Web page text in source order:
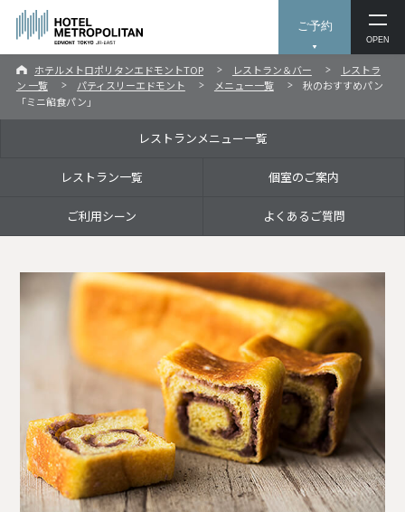
ご予約
OPEN
ホテルメトロポリタンエドモントTOP レストラン＆バー
レストラ
ン 一覧
パティスリーエドモント メニュー一覧
秋のおすすめパン
「ミニ餡食パン」
レストランメニュー一覧
レストラン一覧 個室のご案内
ご利用シーン よくあるご質問